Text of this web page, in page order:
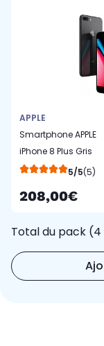
APPLE
Smartphone APPLE
iPhone 8 Plus Gris
Sidéral 256 GO
5/5(5)
208,00€
Total du pack